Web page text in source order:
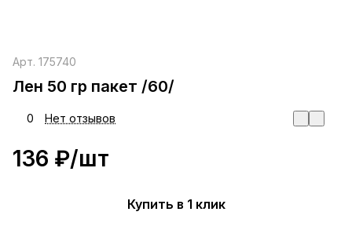
Арт. 175740
Лен 50 гр пакет /60/
0 Нет отзывов
136 ₽/шт
Купить в 1 клик